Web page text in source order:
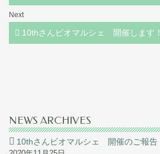
Next
10thさんビオマルシェ 開催します！
NEWS ARCHIVES
10thさんビオマルシェ 開催のご報告